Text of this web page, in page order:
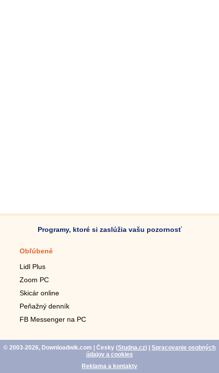
Programy, ktoré si zaslúžia vašu pozornosť
Obľúbené
Lidl Plus
Zoom PC
Skicár online
Peňažný denník
FB Messenger na PC
© 2003-2026, Downloadwik.com | Česky (Studna.cz)
Spracovanie osobných
údajov a cookies
Reklama a kontakty